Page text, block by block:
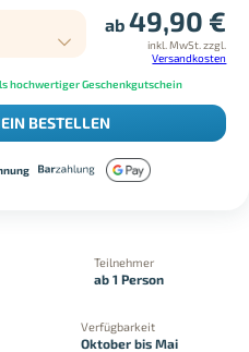
ab49,90 €
inkl. MwSt. zzgl.
Versandkosten
hochwertiger Geschenkgutschein
BESTELLEN
Teilnehmer
ab 1 Person
Verfügbarkeit
Oktober bis Mai